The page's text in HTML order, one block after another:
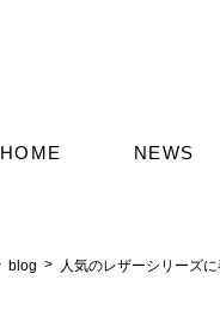
HOME NEWS
blog 人気のレザーシリーズ